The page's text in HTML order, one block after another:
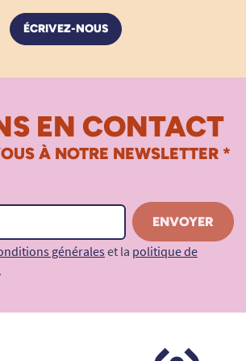
ÉCRIVEZ-NOUS
EN CONTACT
À NOTRE NEWSLETTER *
généraleset la politique de
.